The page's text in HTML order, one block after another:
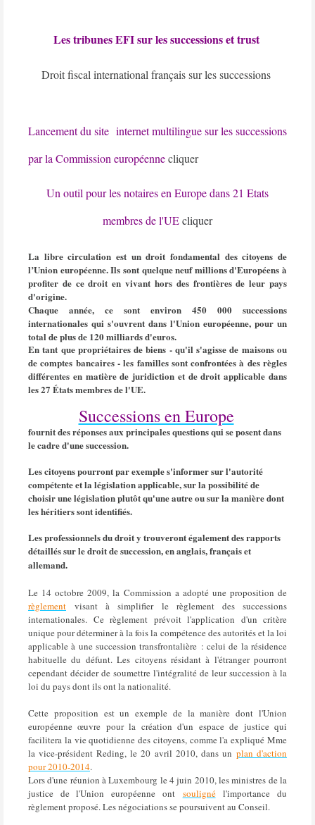
Les tribunes EFI sur les successions et trust
Droit fiscal international français sur les successions
Lancement du site internet multilingue sur les successions
par la Commission européennecliquer
Un outil pour les notaires en Europe dans 21 Etats
membres de l'UEcliquer
La libre circulation est un droit fondamental des citoyens de
l’Union européenne. Ils sont quelque neuf millions d'Européens à
profiter de ce droit en vivant hors des frontières de leur pays
d'origine.
Chaque année, ce sont environ 450 000 successions
internationales qui s'ouvrent dans l'Union européenne, pour un
total de plus de 120 milliards d'euros.
En tant que propriétaires de biens - qu'il s'agisse de maisons ou
de comptes bancaires - les familles sont confrontées à des règles
différentes en matière de juridiction et de droit applicable dans
les 27 États membres de l'UE.
Successions en Europe
fournit des réponses aux principales questions qui se posent dans
le cadre d'une succession.
Les citoyens pourront par exemple s'informer sur l'autorité
compétente et la législation applicable, sur la possibilité de
choisir une législation plutôt qu'une autre ou sur la manière dont
les héritiers sont identifiés.
Les professionnels du droit y trouveront également des rapports
détaillés sur le droit de succession, en anglais, français et
allemand.
Le 14 octobre 2009, la Commission a adopté une proposition de
règlement
visant à simplifier le règlement des successions
internationales. Ce règlement prévoit l'application d'un critère
unique pour déterminer à la fois la compétence des autorités et la loi
applicable à une succession transfrontalière : celui de la résidence
habituelle du défunt. Les citoyens résidant à l'étranger pourront
cependant décider de soumettre l'intégralité de leur succession à la
loi du pays dont ils ont la nationalité.
Cette proposition est un exemple de la manière dont l'Union
européenne œuvre pour la création d'un espace de justice qui
facilitera la vie quotidienne des citoyens, comme l'a expliqué Mme
la vice-président Reding, le 20 avril 2010, dans un plan d'action
pour 2010-2014.
Lors d'une réunion à Luxembourg le 4 juin 2010, les ministres de la
justice de l'Union européenne ont
souligné l'importance du
règlement proposé. Les négociations se poursuivent au Conseil.